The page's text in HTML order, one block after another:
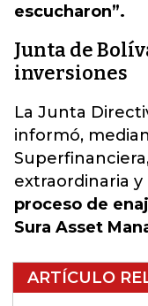
escucharon”.
Junta de
inversiones
La Junta
informó,
extraordinaria y
proceso de
Sura Asset
ARTÍCULO